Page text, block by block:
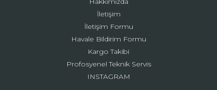
Gönder
İletişim
İletişim Formu
Havale Bildirim Formu
Kargo Takibi
Profosyenel Teknik Servis
INSTAGRAM